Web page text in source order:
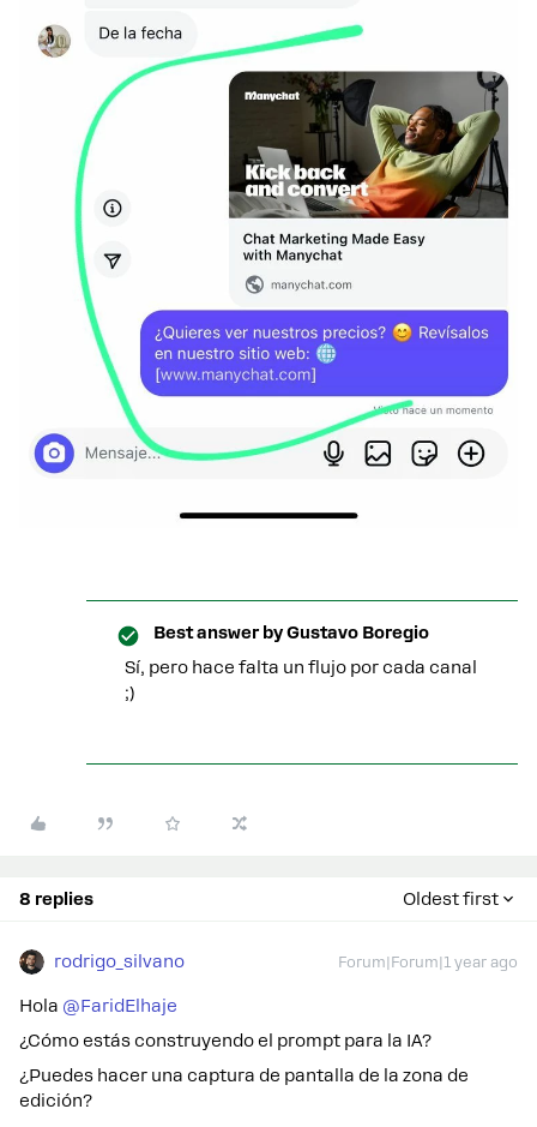
Best answer byGustavo Boregio
Sí, pero hace falta un flujo por cada canal
;)
8 replies Oldest first
rodrigo_silvano Forum|Forum|1 year ago
Hola ​ @FaridElhaje
¿Cómo estás construyendo el prompt para la IA?
¿Puedes hacer una captura de pantalla de la zona de
edición?